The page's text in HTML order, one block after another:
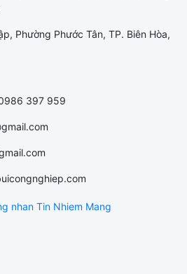
Phường Phước Tân, TP. Biên Hòa,
397 959